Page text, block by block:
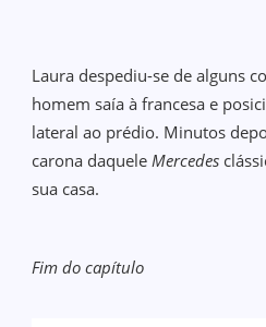
Laura despediu-se de alguns
homem saía à francesa e
lateral ao prédio. Minutos
carona daqueleMercedes
sua casa.
Fim do capítulo